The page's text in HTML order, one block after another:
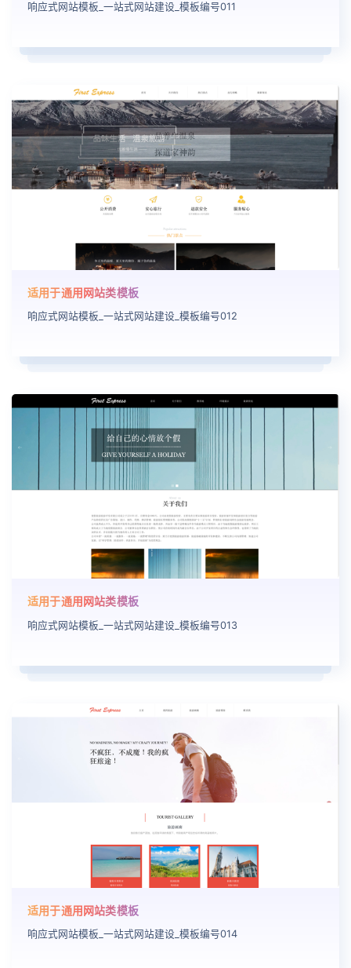
响应式网站模板_一站式网站建设_模板编号011
适用于通用网站类模板
响应式网站模板_一站式网站建设_模板编号012
适用于通用网站类模板
响应式网站模板_一站式网站建设_模板编号013
适用于通用网站类模板
响应式网站模板_一站式网站建设_模板编号014